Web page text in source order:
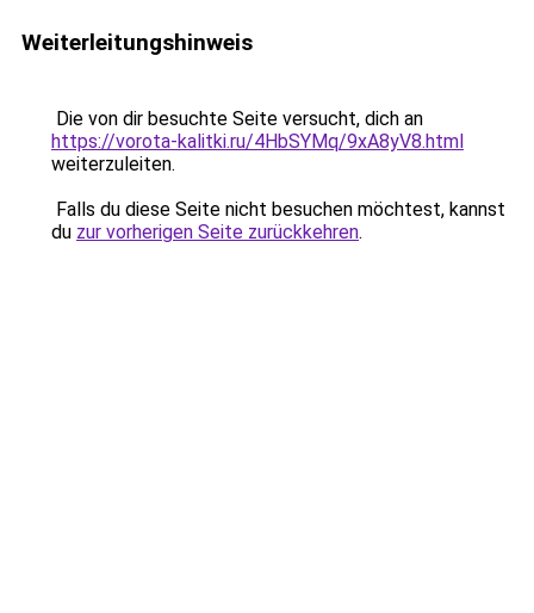
Weiterleitungshinweis
Die von dir besuchte Seite versucht, dich an
https://vorota-kalitki.ru/4HbSYMq/9xA8yV8.html
weiterzuleiten.
Falls du diese Seite nicht besuchen möchtest, kannst
du zur vorherigen Seite zurückkehren.